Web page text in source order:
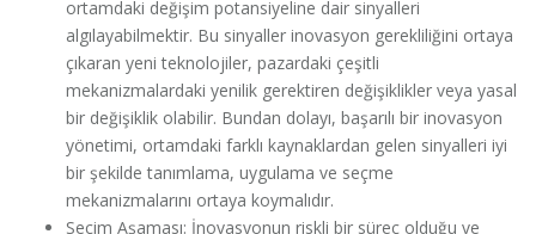
ortamdaki değişim potansiyeline dair sinyalleri
algılayabilmektir. Bu sinyaller inovasyon gerekliliğini ortaya
çıkaran yeni teknolojiler, pazardaki çeşitli
mekanizmalardaki yenilik gerektiren değişiklikler veya yasal
bir değişiklik olabilir. Bundan dolayı, başarılı bir inovasyon
yönetimi, ortamdaki farklı kaynaklardan gelen sinyalleri iyi
bir şekilde tanımlama, uygulama ve seçme
mekanizmalarını ortaya koymalıdır.
Seçim Aşaması: İnovasyonun riskli bir süreç olduğu ve